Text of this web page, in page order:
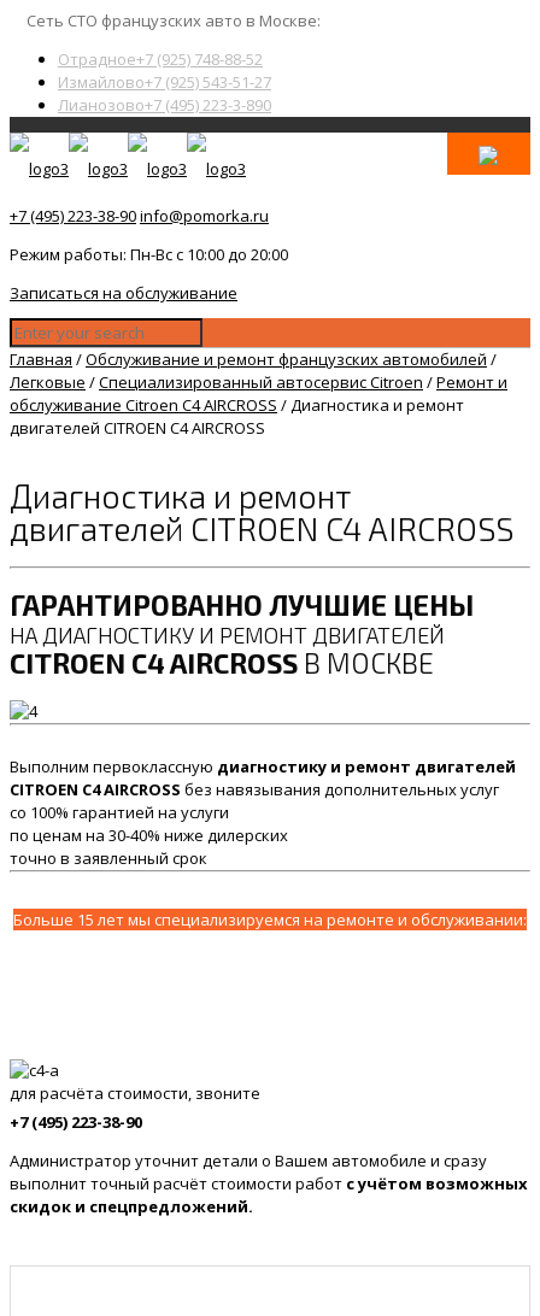
Сеть СТО французских авто в Москве:
Отрадное+7 (925) 748-88-52
Измайлово+7 (925) 543-51-27
Лианозово+7 (495) 223-3-890
+7 (495) 223-38-90info@pomorka.ru
Режим работы: Пн-Вс с 10:00 до 20:00
Записаться на обслуживание
Главная /Обслуживание и ремонт французских автомобилей /
Легковые /Специализированный автосервис Citroen /Ремонт и
обслуживание Citroen C4 AIRCROSS /Диагностика и ремонт
двигателей CITROEN C4 AIRCROSS
Диагностика и ремонт
двигателей CITROEN C4 AIRCROSS
ГАРАНТИРОВАННО ЛУЧШИЕ ЦЕНЫ
НА ДИАГНОСТИКУ И РЕМОНТ ДВИГАТЕЛЕЙ
CITROEN C4 AIRCROSS В МОСКВЕ
Выполним первоклассную диагностику и ремонт двигателей
CITROEN C4 AIRCROSS без навязывания дополнительных услуг
со 100% гарантией на услуги
по ценам на 30-40% ниже дилерских
точно в заявленный срок
Больше 15 лет мы специализируемся на ремонте и обслуживании:
для расчёта стоимости, звоните
+7 (495) 223-38-90
Администратор уточнит детали о Вашем автомобиле и сразу
выполнит точный расчёт стоимости работ с учётом возможных
скидок и спецпредложений.